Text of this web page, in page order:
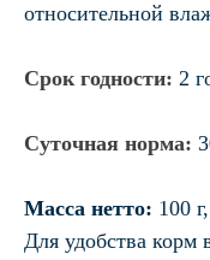
относительной
Срок годности: 2
Суточная норма:
Масса нетто: 100
Для удобства корм